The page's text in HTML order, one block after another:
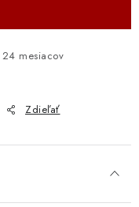
24 mesiacov
Zdieľať